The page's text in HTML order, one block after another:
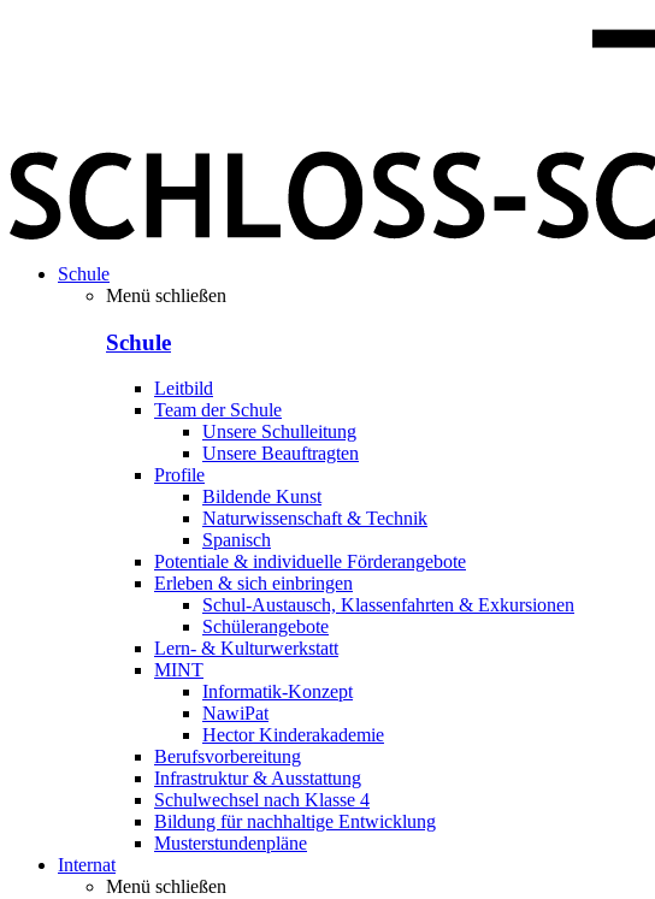
Schule
Menü schließen
Schule
Leitbild
Team der Schule
Unsere Schulleitung
Unsere Beauftragten
Profile
Bildende Kunst
Naturwissenschaft & Technik
Spanisch
Potentiale & individuelle Förderangebote
Erleben & sich einbringen
Schul-Austausch, Klassenfahrten & Exkursionen
Schülerangebote
Lern- & Kulturwerkstatt
MINT
Informatik-Konzept
NawiPat
Hector Kinderakademie
Berufsvorbereitung
Infrastruktur & Ausstattung
Schulwechsel nach Klasse 4
Bildung für nachhaltige Entwicklung
Musterstundenpläne
Internat
Menü schließen